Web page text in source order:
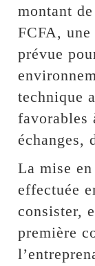
montant
FCFA, une
prévue
technique
favorables
échanges,
La mise
effectuée
consister,
première